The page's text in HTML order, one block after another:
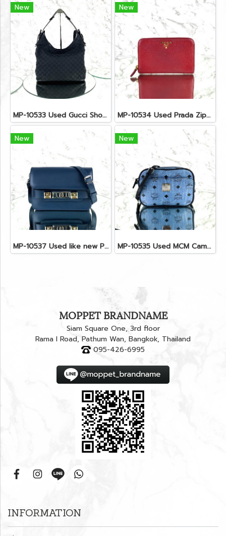
New
MP-10533 Used Gucci Shoulder Bag GG Black Canvas Shw
New
MP-10534 Used Prada Zippy Medium Wallet In Fuoco Saffiano GHW
New
MP-10537 Used like new Proenza PS11 Mini
New
MP-10535 Used MCM Camera Bag In Blue Visetos SHW
MOPPET BRANDNAME
Siam Square One, 3rd floor
Rama I Road, Pathum Wan, Bangkok, Thailand
095-426-6995
INFORMATION